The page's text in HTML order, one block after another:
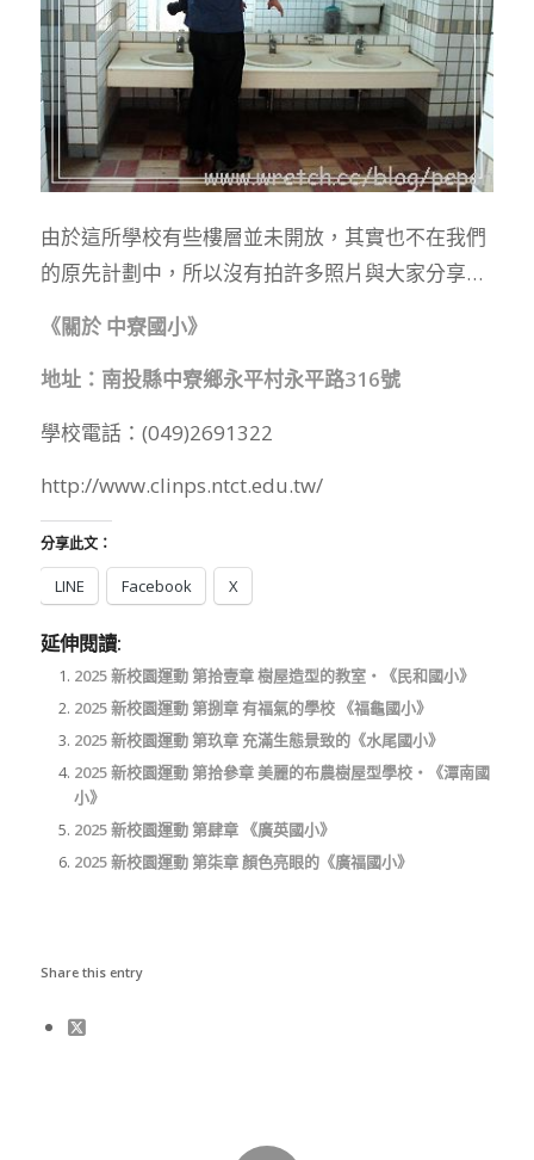
由於這所學校有些樓層並未開放，其實也不在我們
的原先計劃中，所以沒有拍許多照片與大家分享…
《關於 中寮國小》
地址：南投縣中寮鄉永平村永平路316號
學校電話：(049)2691322
http://www.clinps.ntct.edu.tw/
分享此文：
LINE Facebook X
延伸閱讀:
2025 新校園運動 第拾壹章 樹屋造型的教室‧《民和國小》
2025 新校園運動 第捌章 有福氣的學校 《福龜國小》
2025 新校園運動 第玖章 充滿生態景致的《水尾國小》
2025 新校園運動 第拾參章 美麗的布農樹屋型學校‧《潭南國
小》
2025 新校園運動 第肆章 《廣英國小》
2025 新校園運動 第柒章 顏色亮眼的《廣福國小》
Share this entry